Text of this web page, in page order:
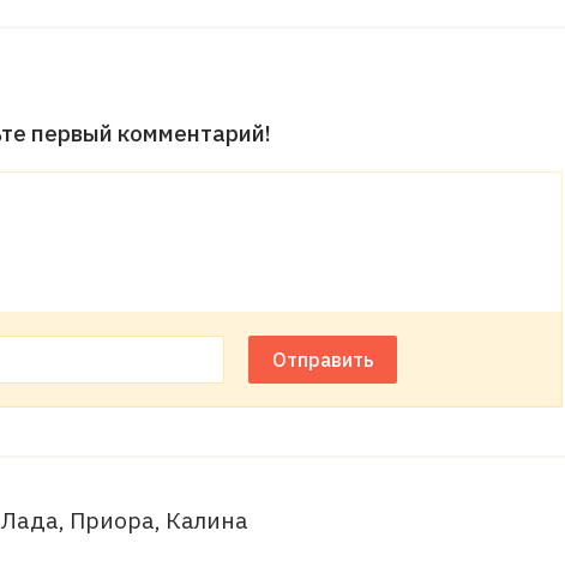
первый комментарий!
Отправить
Приора, Калина